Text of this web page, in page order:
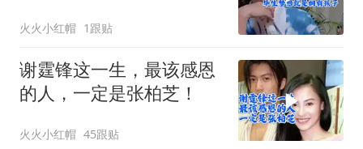
火火小红帽 1跟贴
谢霆锋这一生，最该感恩
的人，一定是张柏芝！
火火小红帽 45跟贴